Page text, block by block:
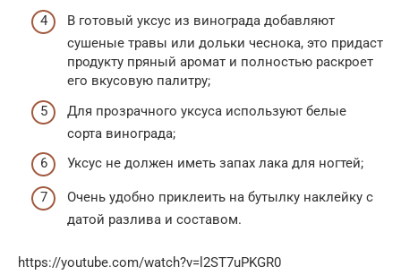
В готовый уксус из винограда добавляют
сушеные травы или дольки чеснока, это придаст
продукту пряный аромат и полностью раскроет
его вкусовую палитру;
Для прозрачного уксуса используют белые
сорта винограда;
Уксус не должен иметь запах лака для ногтей;
Очень удобно приклеить на бутылку наклейку с
датой разлива и составом.
https://youtube.com/watch?v=l2ST7uPKGR0